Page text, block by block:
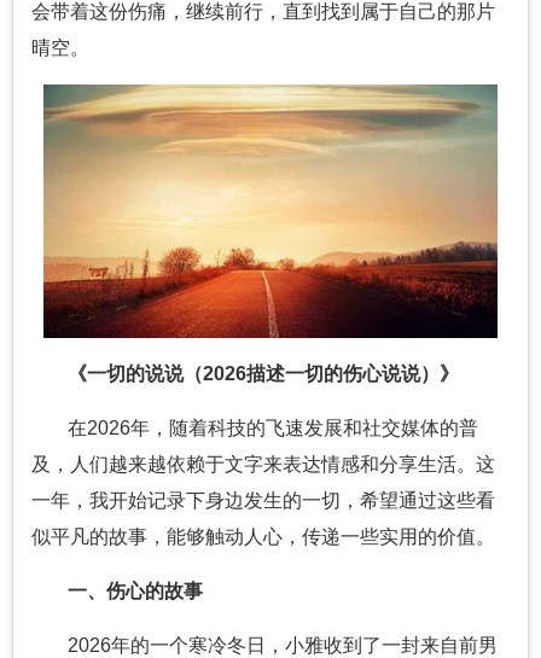
会带着这份伤痛，继续前行，直到找到属于自己的那片
晴空。
《一切的说说（2026描述一切的伤心说说）》
在2026年，随着科技的飞速发展和社交媒体的普
及，人们越来越依赖于文字来表达情感和分享生活。这
一年，我开始记录下身边发生的一切，希望通过这些看
似平凡的故事，能够触动人心，传递一些实用的价值。
一、伤心的故事
2026年的一个寒冷冬日，小雅收到了一封来自前男